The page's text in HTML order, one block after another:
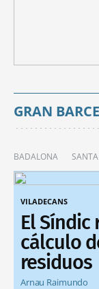
GRAN
BADALONA
VILADECANS
El Síndic
cálculo
residuos
Arnau Raimundo